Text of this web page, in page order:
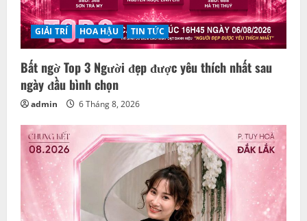
GIẢI TRÍ HOA HẬU TIN TỨC
Bất ngờ Top 3 Người đẹp được yêu thích nhất sau
ngày đầu bình chọn
admin 6 Tháng 8, 2026